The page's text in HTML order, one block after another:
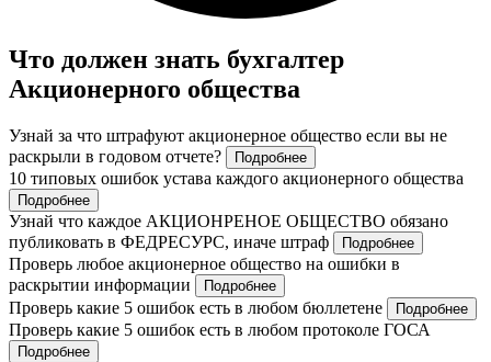
Что должен знать бухгалтер
Акционерного общества
Узнай за что штрафуют акционерное общество если вы не
раскрыли в годовом отчете?
Подробнее
10 типовых ошибок устава каждого акционерного общества
Подробнее
Узнай что каждое АКЦИОНРЕНОЕ ОБЩЕСТВО обязано
публиковать в ФЕДРЕСУРС, иначе штраф
Подробнее
Проверь любое акционерное общество на ошибки в
раскрытии информации
Подробнее
Проверь какие 5 ошибок есть в любом бюллетене Подробнее
Проверь какие 5 ошибок есть в любом протоколе ГОСА
Подробнее